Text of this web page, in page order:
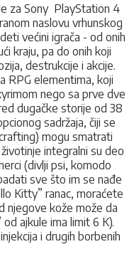
za Sony PlayStation 4
naslovu vrhunskog
većini igrača - od onih
kraju, pa do onih koji
destrukcije i akcije.
RPG elementima, koji
nego sa prve dve
dugačke storije od 38
sadržaja, čiji se
mogu smatrati
integralni su deo
(divlji psi, komodo
sve što im se nađe
Kitty” ranac, moraćete
njegove kože može da
ajkule ima limit 6 K).
i drugih borbenih